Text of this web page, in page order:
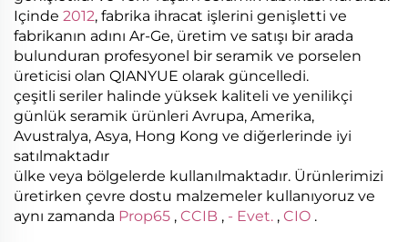
Içinde 2012, fabrika ihracat işlerini genişletti ve
fabrikanın adını Ar-Ge, üretim ve satışı bir arada
bulunduran profesyonel bir seramik ve porselen
üreticisi olan QIANYUE olarak güncelledi.
çeşitli seriler halinde yüksek kaliteli ve yenilikçi
günlük seramik ürünleri Avrupa, Amerika,
Avustralya, Asya, Hong Kong ve diğerlerinde iyi
satılmaktadır
ülke veya bölgelerde kullanılmaktadır. Ürünlerimizi
üretirken çevre dostu malzemeler kullanıyoruz ve
aynı zamanda Prop65 , CCIB , - Evet. , CIO .